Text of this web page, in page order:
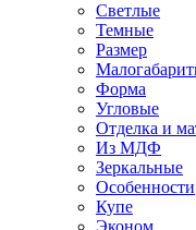
Светлые
Темные
Размер
Форма
Угловые
Отделка и
Из МДФ
Зеркальные
Особенности
Купе
Эконом